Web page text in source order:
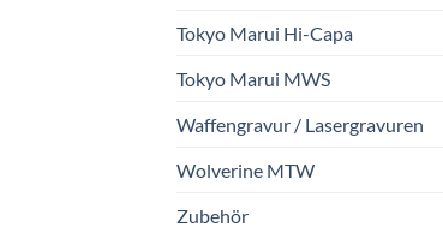
Tokyo Marui Hi-Capa
Tokyo Marui MWS
Waffengravur / Lasergravuren
Wolverine MTW
Zubehör